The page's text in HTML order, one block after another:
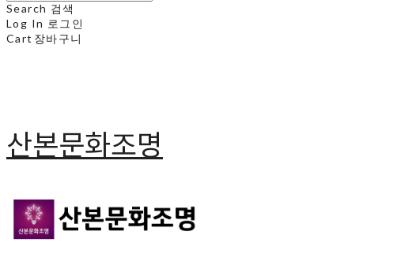
Search 검색
Log In 로그인
Cart 장바구니
산본문화조명